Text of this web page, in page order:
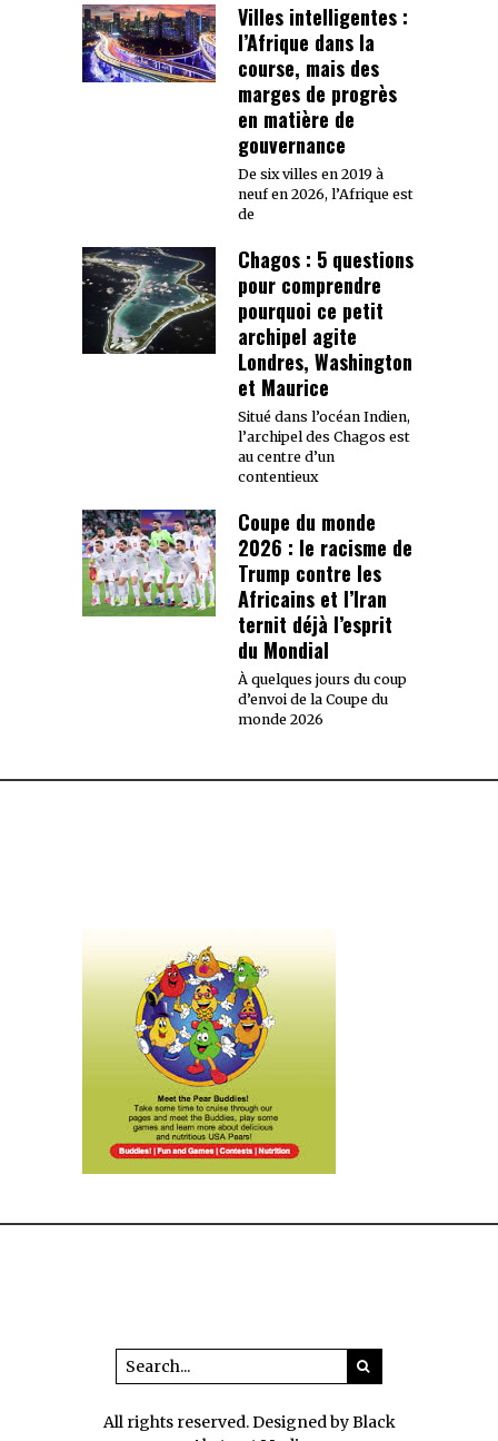
Villes intelligentes :
l’Afrique dans la
course, mais des
marges de progrès
en matière de
gouvernance
De six villes en 2019 à
neuf en 2026, l’Afrique est
de
Chagos : 5 questions
pour comprendre
pourquoi ce petit
archipel agite
Londres, Washington
et Maurice
Situé dans l’océan Indien,
l’archipel des Chagos est
au centre d’un
contentieux
Coupe du monde
2026 : le racisme de
Trump contre les
Africains et l’Iran
ternit déjà l’esprit
du Mondial
À quelques jours du coup
d’envoi de la Coupe du
monde 2026
All rights reserved. Designed by Black